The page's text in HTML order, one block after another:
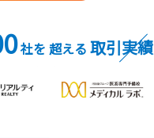
社を 超える 取引実績